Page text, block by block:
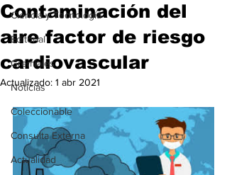
Ciencia y Tecnología
Editorial
Gremiales
Noticias
Coleccionable
Consulta Externa
Actualidad
Contaminación del
aire factor de riesgo
cardiovascular
Actualizado: 1 abr 2021